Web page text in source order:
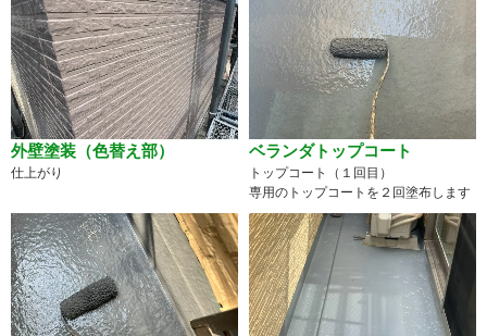
外壁塗装（色替え部）
仕上がり
ベランダトップコート
トップコート（１回目）
専用のトップコートを２回塗布します